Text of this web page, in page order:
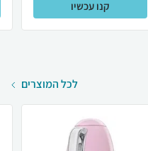
קנו עכשיו
לכל המוצרים